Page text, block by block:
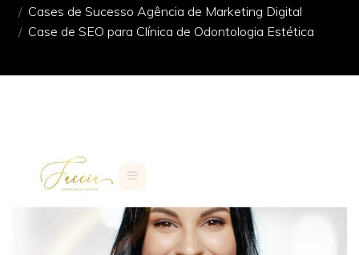
Cases de Sucesso Agência de Marketing Digital
Case de SEO para Clínica de Odontologia Estética